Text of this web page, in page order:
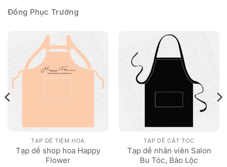
Đồng Phục Trường
TẠP DỀ TIỆM HOA
Tạp dề shop hoa Happy
Flower
TẠP DỀ CẮT TÓC
Tạp dề nhân viên Salon
Bu Tóc, Bảo Lộc